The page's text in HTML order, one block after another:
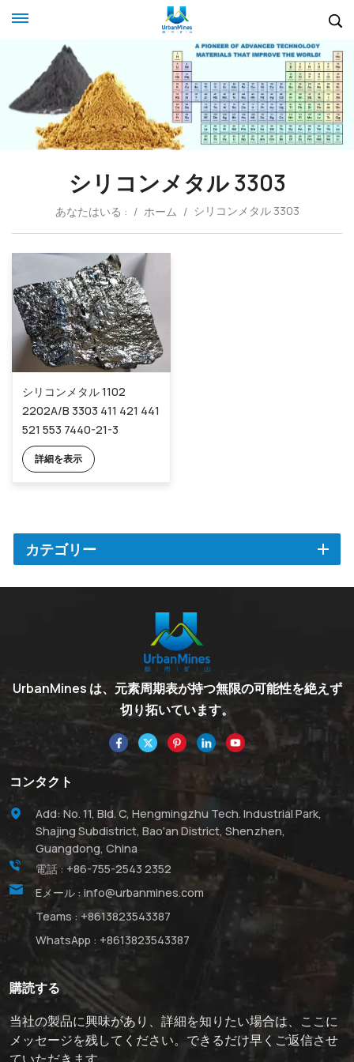
シリコンメタル 3303
あなたはいる : / ホーム / シリコンメタル 3303
シリコンメタル 1102
2202A/B 3303 411 421 441
521 553 7440-21-3
詳細を表示
カテゴリー
UrbanMines は、元素周期表が持つ無限の可能性を絶えず
切り拓いています。
コンタクト
Add: No. 11, Bld. C, Hengmingzhu Tech. Industrial Park,
Shajing Subdistrict, Bao'an District, Shenzhen,
Guangdong, China
電話 :+86-755-2543 2352
Eメール : info@urbanmines.com
Teams : +8613823543387
WhatsApp : +8613823543387
購読する
当社の製品に興味があり、詳細を知りたい場合は、ここに
メッセージを残してください。できるだけ早くご返信させ
ていただきます。